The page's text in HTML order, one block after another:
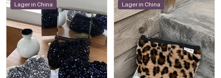
Lager in China Lager in China